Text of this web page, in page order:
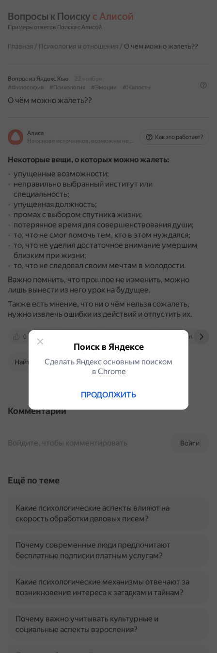
Вопросы к Поиску с Алисой
Примеры ответов Поиска с Алисой
Главная / Психология и отношения / О чём можно жалеть??
Вопрос из Яндекс Кью
22 ноября
#Философия
#Психология #Эмоции #Жалость
О чём можно жалеть??
Алиса
На основе источников, возможны неточности
Как это работает?
Некоторые вещи, о которых можно жалеть:
упущенные возможности;
неправильно выбранный институт или
специальность;
упущенная должность;
промах с выбором спутника жизни;
потерянное время для совершенствования души;
то, что не смог помочь тем, кто в этом нуждался;
то, что не уделил достаточное внимание умершим
близким при жизни;
то, что не следовал своим мечтам в молодости.
Важно помнить, что прошлое не изменить, можно
лишь вынести из него урок на будущее.
Также есть мнение, что ни о чём нельзя сожалеть,
нужно извлечь ошибки из действий и отпустить их.
0 otvet.mail.ru
Найти в Поиске
Комментарии
Войти
Войдите, чтобы комментировать
Ещё по теме
Какие психологические аспекты влияют на
скорость обработки деловых писем?
Почему современные люди предпочитают
бесплатные подписки платным услугам?
Какие психологические механизмы отвечают за
возникновение интереса к загадкам и тайнам?
Почему важно учитывать культурные и
социальные аспекты взросления?
Поиск в Яндексе
Сделать Яндекс основным поиском
в Сhrome
ПРОДОЛЖИТЬ